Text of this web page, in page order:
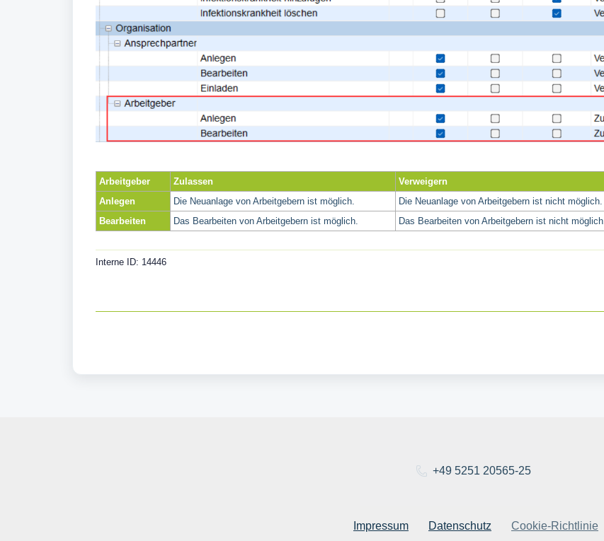
Arbeitgeber Zulassen
Verweigern
Anlegen
Die Neuanlage von Arbeitgebern ist möglich.
Die Neuanlage von Arbeitgebern ist nicht möglich.
Bearbeiten
Das Bearbeiten von Arbeitgebern ist möglich. Das Bearbeiten von Arbeitgebern ist nicht möglich.
Interne ID: 14446
+49 5251 20565-25
Impressum Datenschutz Cookie-Richtlinie